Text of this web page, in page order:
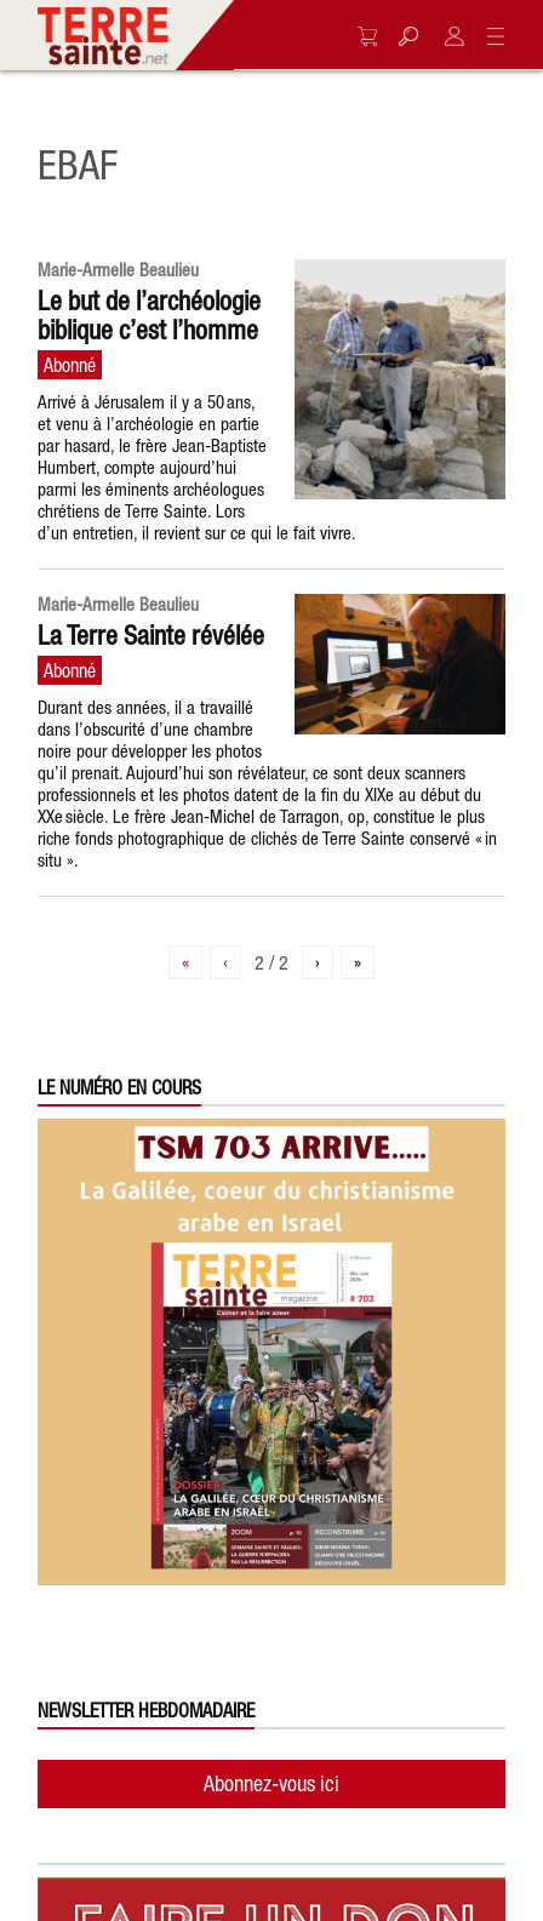
EBAF
Marie-Armelle Beaulieu
Le but de l’archéologie
biblique c’est l’homme
Arrivé à Jérusalem il y a 50 ans,
et venu à l’archéologie en partie
par hasard, le frère Jean-Baptiste
Humbert, compte aujourd’hui
parmi les éminents archéologues
chrétiens de Terre Sainte. Lors
d’un entretien, il revient sur ce qui le fait vivre.
Marie-Armelle Beaulieu
La Terre Sainte révélée
Durant des années, il a travaillé
dans l’obscurité d’une chambre
noire pour développer les photos
qu’il prenait. Aujourd’hui son révélateur, ce sont deux scanners
professionnels et les photos datent de la fin du XIXe au début du
XXe siècle. Le frère Jean-Michel de Tarragon, op, constitue le plus
riche fonds photographique de clichés de Terre Sainte conservé « in
situ ».
« ‹ 2 / 2 › »
LE NUMÉRO EN COURS
NEWSLETTER HEBDOMADAIRE
Abonnez-vous ici